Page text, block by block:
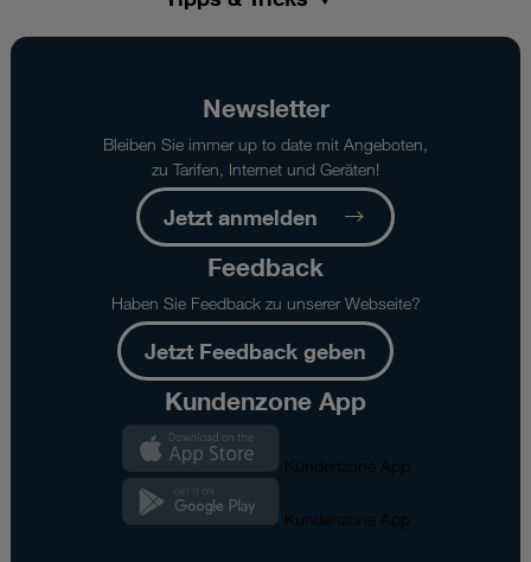
Newsletter
Bleiben Sie immer up to date mit Angeboten,
zu Tarifen, Internet und Geräten!
Jetzt anmelden
Feedback
Haben Sie Feedback zu unserer Webseite?
Jetzt Feedback geben
Kundenzone App
Kundenzone App
Kundenzone App